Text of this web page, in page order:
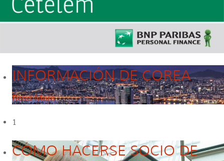
INFORMACIÓN DE COREA
Read More
1
CÓMO HACERSE SOCIO DE